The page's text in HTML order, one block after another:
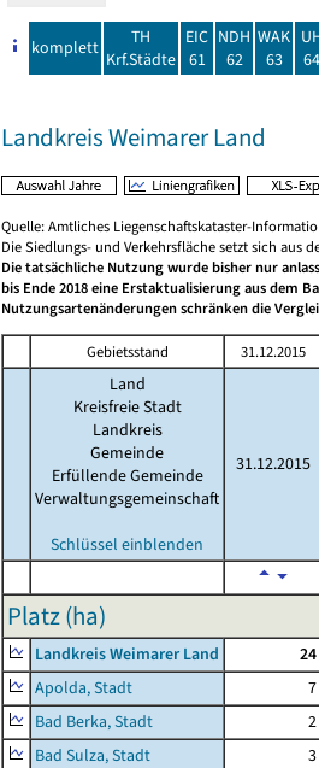
komplett
TH
Krf.Städte
EIC
61
NDH
62
WAK
63
64
Landkreis Weimarer Land
Quelle: Amtliches Liegenschaftskataster-
Die Siedlungs- und Verkehrsfläche setzt sich aus
Die tatsächliche Nutzung wurde bisher nur
bis Ende 2018 eine Erstaktualisierung aus dem
Nutzungsartenänderungen schränken die
Gebietsstand 31.12.2015
Land
Kreisfreie Stadt
Landkreis
Gemeinde
Erfüllende Gemeinde
Verwaltungsgemeinschaft
Schlüssel einblenden
31.12.2015
Platz (ha)
Landkreis Weimarer Land 24
Apolda, Stadt
7
Bad Berka, Stadt
2
Bad Sulza, Stadt
3